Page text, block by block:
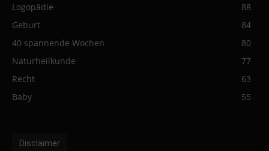
Logopädie
88
Geburt
84
40 spannende Wochen
80
Naturheilkunde
77
Recht
63
Baby
55
Disclaimer